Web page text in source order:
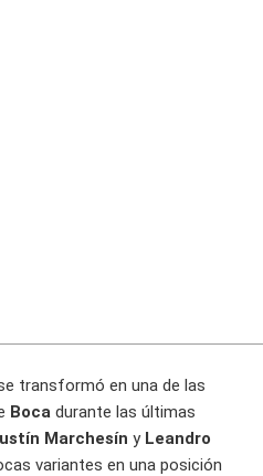
transformó en una de las
Boca durante las últimas
Marchesín y Leandro
variantes en una posición